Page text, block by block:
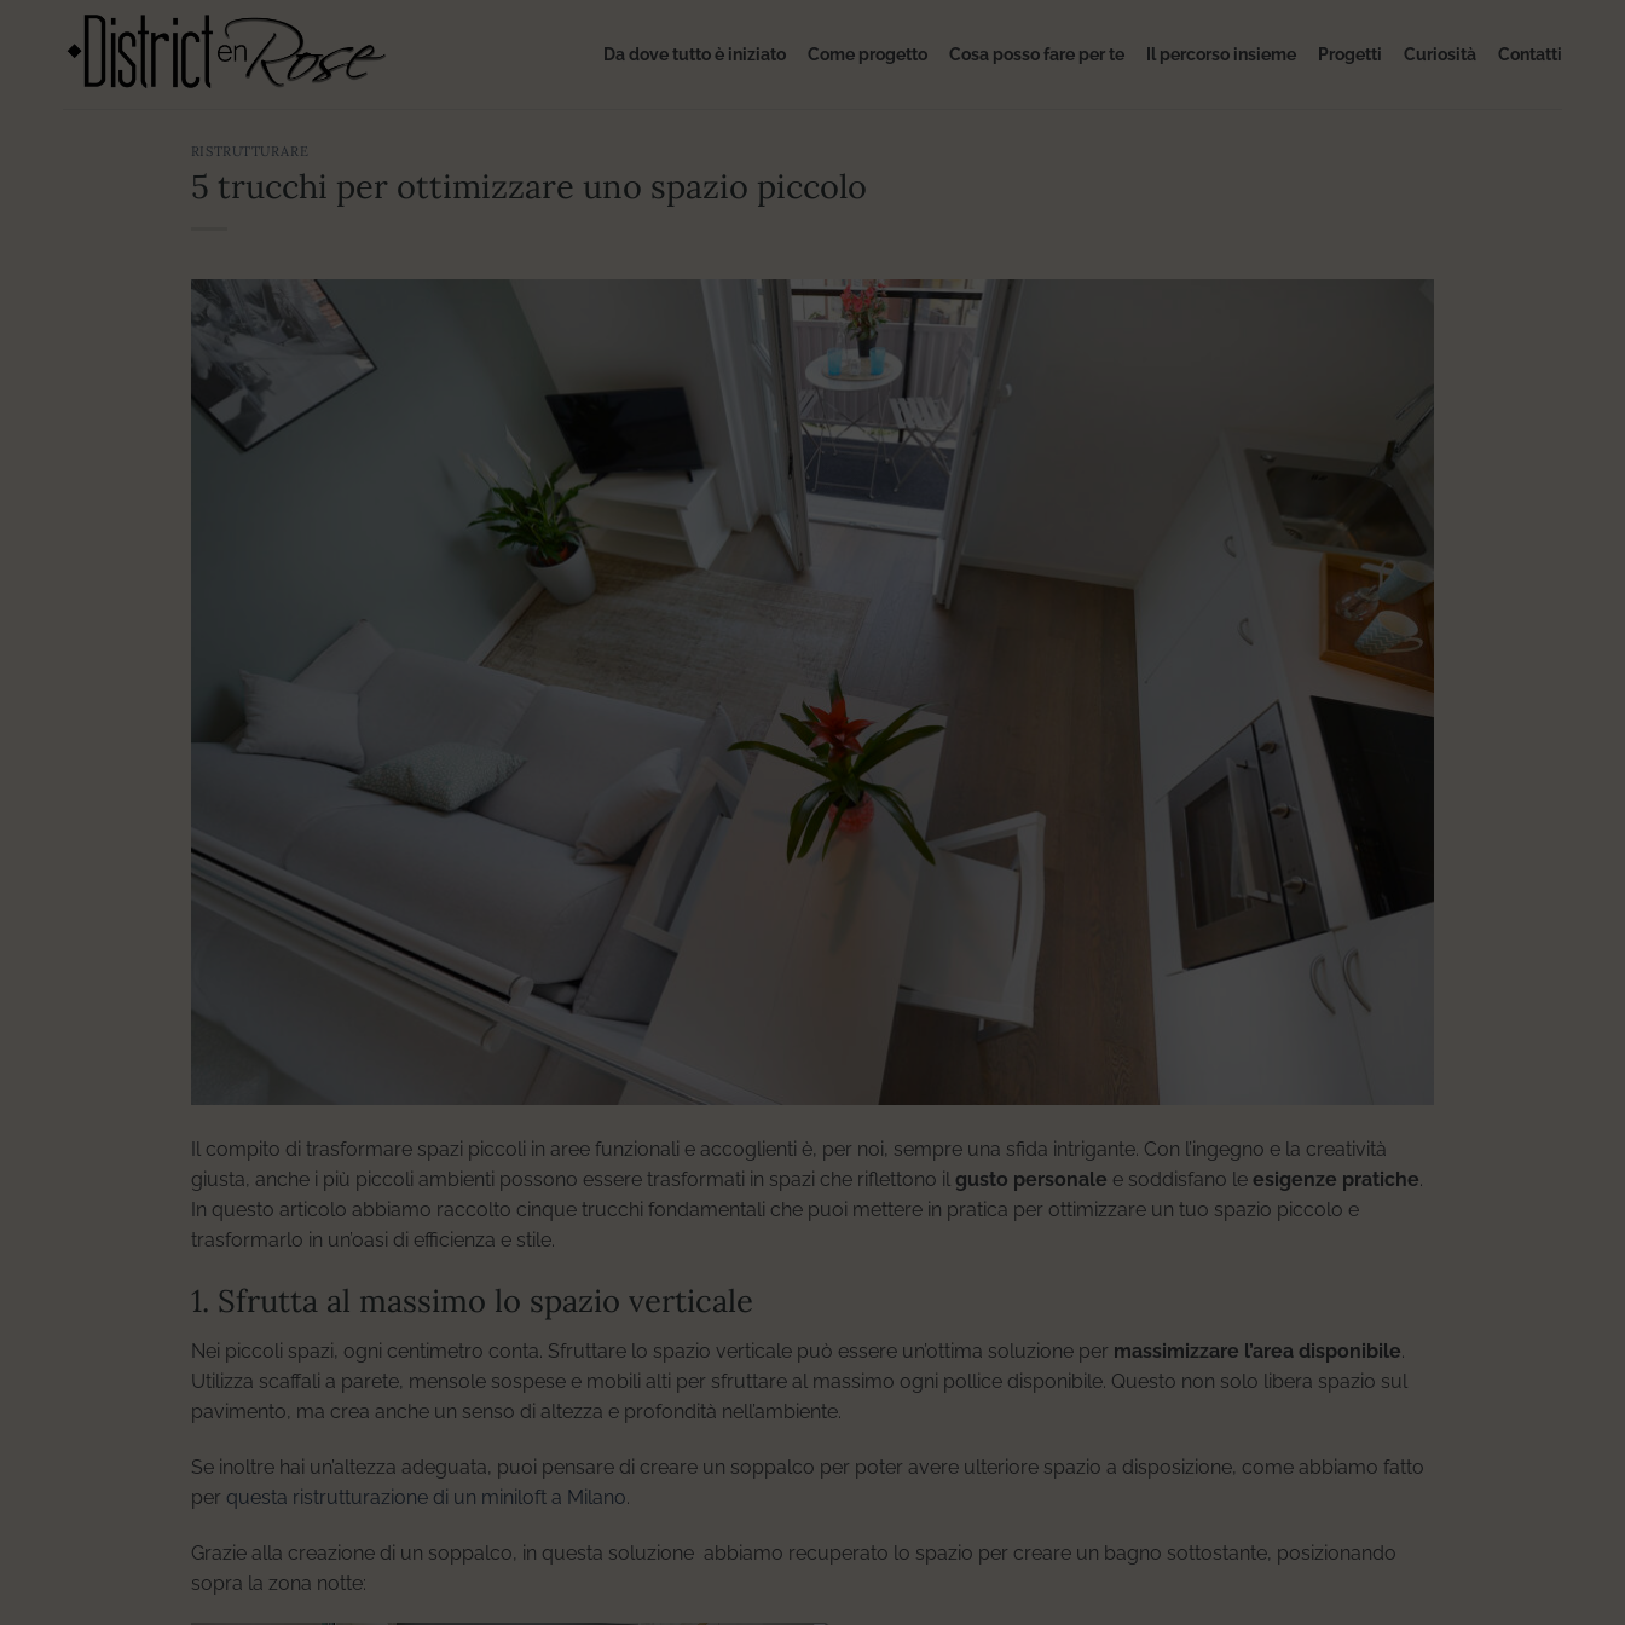
Da dove tutto è iniziato Come progetto Cosa posso fare per te Il percorso insieme Progetti Curiosità Contatti
RISTRUTTURARE
5 trucchi per ottimizzare uno spazio piccolo
Il compito di trasformare spazi piccoli in aree funzionali e accoglienti è, per noi, sempre una sfida intrigante. Con l’ingegno e la creatività
giusta, anche i più piccoli ambienti possono essere trasformati in spazi che riflettono il gusto personale e soddisfano le esigenze pratiche.
In questo articolo abbiamo raccolto cinque trucchi fondamentali che puoi mettere in pratica per ottimizzare un tuo spazio piccolo e
trasformarlo in un’oasi di efficienza e stile.
1. Sfrutta al massimo lo spazio verticale
Nei piccoli spazi, ogni centimetro conta. Sfruttare lo spazio verticale può essere un’ottima soluzione per massimizzare l’area disponibile.
Utilizza scaffali a parete, mensole sospese e mobili alti per sfruttare al massimo ogni pollice disponibile. Questo non solo libera spazio sul
pavimento, ma crea anche un senso di altezza e profondità nell’ambiente.
Se inoltre hai un’altezza adeguata, puoi pensare di creare un soppalco per poter avere ulteriore spazio a disposizione, come abbiamo fatto
per questa ristrutturazione di un miniloft a Milano.
Grazie alla creazione di un soppalco, in questa soluzione abbiamo recuperato lo spazio per creare un bagno sottostante, posizionando
sopra la zona notte: